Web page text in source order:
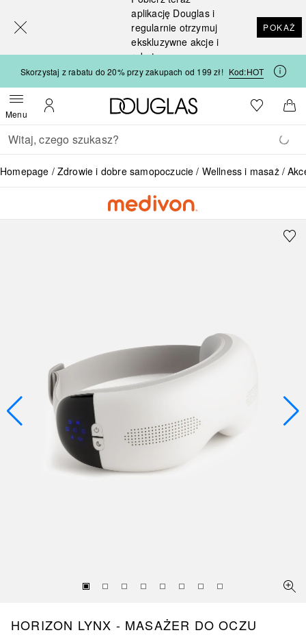
aplikację Douglas i
regularnie otrzymuj
ekskluzywne akcje i
rabaty
POKAŻ
Skorzystaj z rabatu do 20% przy zakupach od 199 zł! Kod:HOT
MenuOtwórz menuMoje konto
Strona główna Douglas
Do listyDo
Wracać
Wykonaj wyszukiwanie
Homepage Zdrowie i dobre samopoczucie Wellness i masaż
HORIZON LYNX - MASAŻER DO OCZU
[navigation.slideout.screenreader]